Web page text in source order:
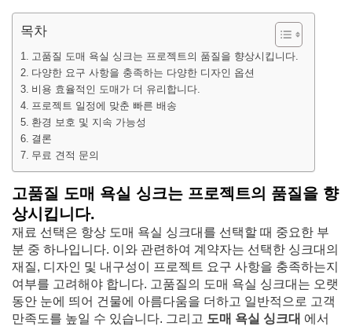
목차
고품질 도매 욕실 싱크는 프로젝트의 품질을 향상시킵니다.
다양한 요구 사항을 충족하는 다양한 디자인 옵션
비용 효율적인 도매가 더 유리합니다.
프로젝트 일정에 맞춘 빠른 배송
환경 보호 및 지속 가능성
결론
무료 견적 문의
고품질 도매 욕실 싱크는 프로젝트의 품질을 향
상시킵니다.
재료 선택은 항상 도매 욕실 싱크대를 선택할 때 중요한 부
분 중 하나입니다. 이와 관련하여 계약자는 선택한 싱크대의
재질, 디자인 및 내구성이 프로젝트 요구 사항을 충족하는지
여부를 고려해야 합니다. 고품질의 도매 욕실 싱크대는 오랫
동안 눈에 띄어 건물에 아름다움을 더하고 일반적으로 고객
만족도를 높일 수 있습니다. 그리고 도매 욕실 싱크대 에서